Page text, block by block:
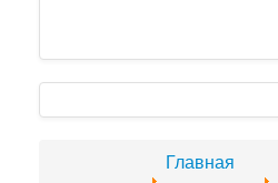
Главная